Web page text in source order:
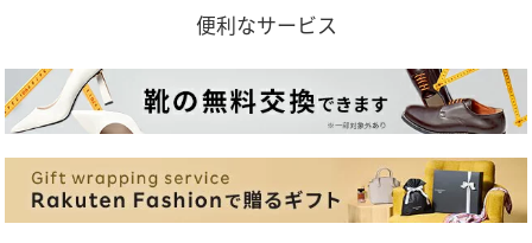
便利なサービス